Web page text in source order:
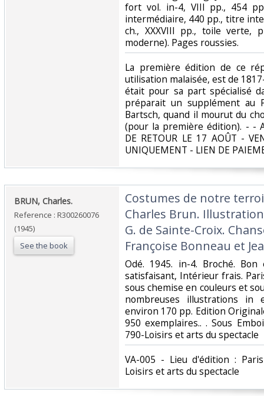
fort vol. in-4, VIII pp., 454
intermédiaire, 440 pp., titre
ch., XXXVIII pp., toile verte,
moderne). Pages roussies.‎
‎La première édition de ce
utilisation malaisée, est de
était pour sa part spécialisé
préparait un supplément au
Bartsch, quand il mourut du
(pour la première édition). - -
DE RETOUR LE 17 AOÛT -
UNIQUEMENT - LIEN DE
‎BRUN, Charles.‎
Reference : R300260076
(1945)
See the book
‎Costumes de notre
Charles Brun.
G. de Sainte-Croix.
Françoise Bonneau et
‎Odé. 1945. in-4. Broché. Bon
satisfaisant, Intérieur frais.
sous chemise en couleurs et
nombreuses illustrations
environ 170 pp. Edition
950 exemplaires.. . Sous
790-Loisirs et arts du spectacle‎
‎VA-005 - Lieu d'édition :
Loisirs et arts du spectacle‎